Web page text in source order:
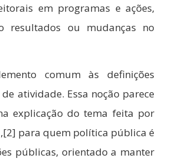
em programas e ações,
resultados ou mudanças no
comum às definições
atividade. Essa noção parece
explicação do tema feita por
para quem política pública é
públicas, orientado a manter